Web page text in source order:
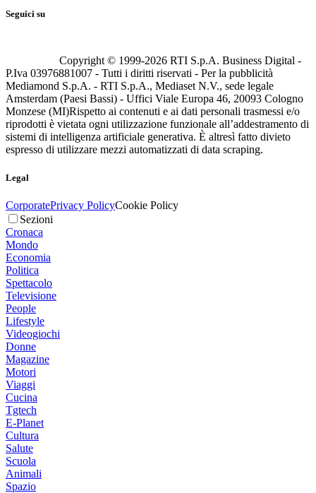
Seguici su
Copyright © 1999-2026 RTI S.p.A. Business Digital -
P.Iva 03976881007 - Tutti i diritti riservati - Per la pubblicità
Mediamond S.p.A. - RTI S.p.A., Mediaset N.V., sede legale
Amsterdam (Paesi Bassi) - Uffici Viale Europa 46, 20093 Cologno
Monzese (MI)Rispetto ai contenuti e ai dati personali trasmessi e/o
riprodotti è vietata ogni utilizzazione funzionale all’addestramento di
sistemi di intelligenza artificiale generativa. È altresì fatto divieto
espresso di utilizzare mezzi automatizzati di data scraping.
Legal
CorporatePrivacy PolicyCookie Policy
Sezioni
Cronaca
Mondo
Economia
Politica
Spettacolo
Televisione
People
Lifestyle
Videogiochi
Donne
Magazine
Motori
Viaggi
Cucina
Tgtech
E-Planet
Cultura
Salute
Scuola
Animali
Spazio